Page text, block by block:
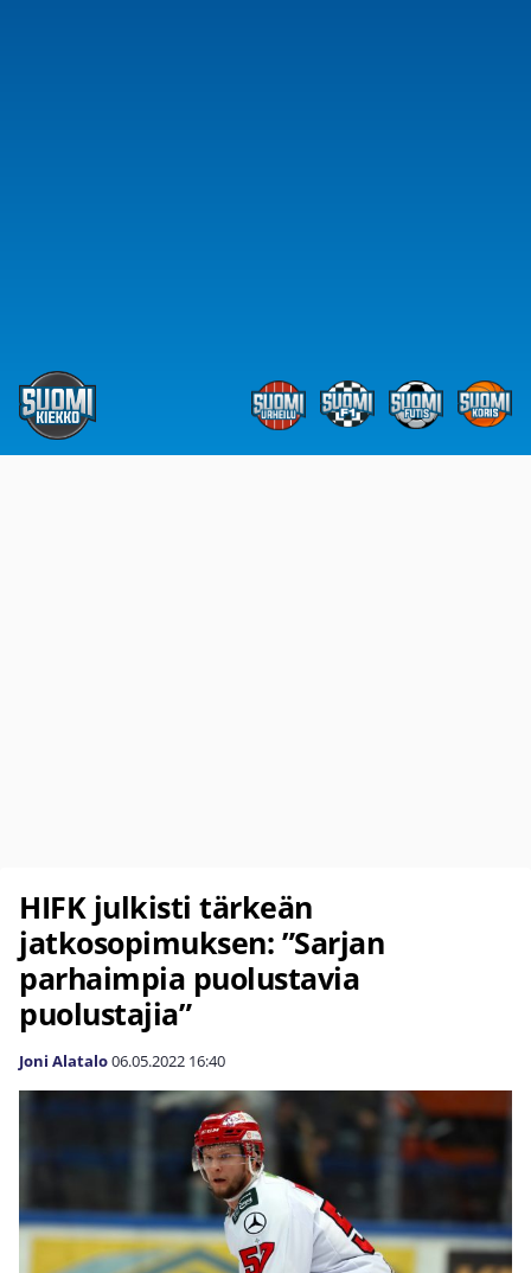
HIFK julkisti tärkeän
jatkosopimuksen: ”Sarjan
parhaimpia puolustavia
puolustajia”
Joni Alatalo06.05.2022 16:40